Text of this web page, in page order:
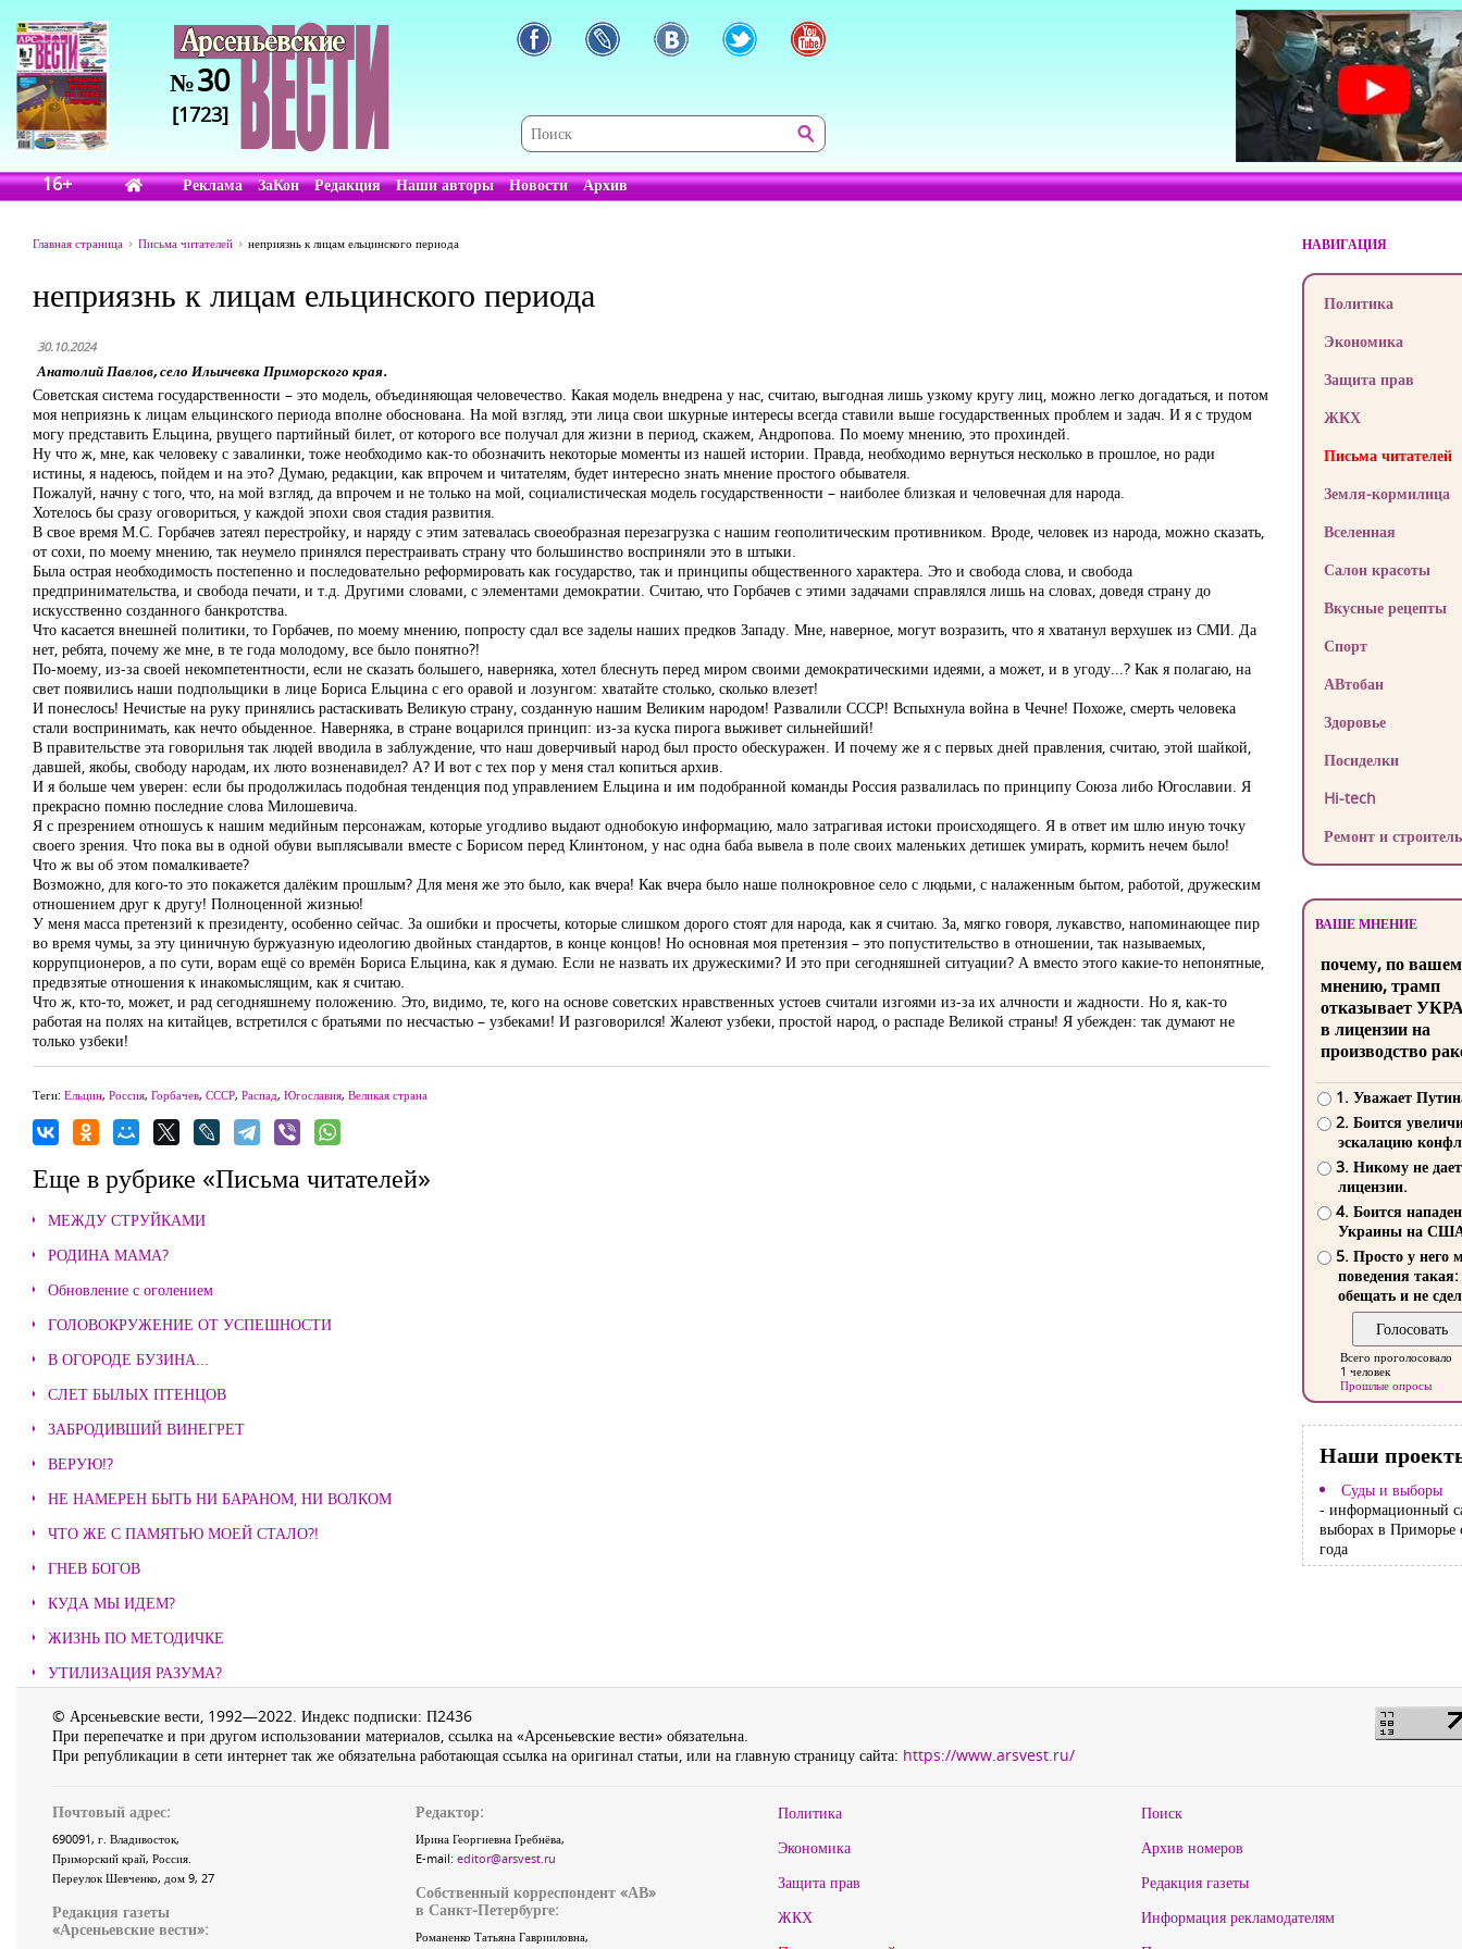
№30
[1723]
16+ Реклама ЗаКон Редакция Наши авторы Новости Архив
Главная страница Письма читателей неприязнь к лицам ельцинского периода
неприязнь к лицам ельцинского периода
30.10.2024
Анатолий Павлов, село Ильичевка Приморского края.
Советская система государственности – это модель, объединяющая человечество. Какая модель внедрена у нас, считаю, выгодная лишь узкому кругу лиц, можно легко догадаться, и потом
моя неприязнь к лицам ельцинского периода вполне обоснована. На мой взгляд, эти лица свои шкурные интересы всегда ставили выше государственных проблем и задач. И я с трудом
могу представить Ельцина, рвущего партийный билет, от которого все получал для жизни в период, скажем, Андропова. По моему мнению, это прохиндей.
Ну что ж, мне, как человеку с завалинки, тоже необходимо как-то обозначить некоторые моменты из нашей истории. Правда, необходимо вернуться несколько в прошлое, но ради
истины, я надеюсь, пойдем и на это? Думаю, редакции, как впрочем и читателям, будет интересно знать мнение простого обывателя.
Пожалуй, начну с того, что, на мой взгляд, да впрочем и не только на мой, социалистическая модель государственности – наиболее близкая и человечная для народа.
Хотелось бы сразу оговориться, у каждой эпохи своя стадия развития.
В свое время М.С. Горбачев затеял перестройку, и наряду с этим затевалась своеобразная перезагрузка с нашим геополитическим противником. Вроде, человек из народа, можно сказать,
от сохи, по моему мнению, так неумело принялся перестраивать страну что большинство восприняли это в штыки.
Была острая необходимость постепенно и последовательно реформировать как государство, так и принципы общественного характера. Это и свобода слова, и свобода
предпринимательства, и свобода печати, и т.д. Другими словами, с элементами демократии. Считаю, что Горбачев с этими задачами справлялся лишь на словах, доведя страну до
искусственно созданного банкротства.
Что касается внешней политики, то Горбачев, по моему мнению, попросту сдал все заделы наших предков Западу. Мне, наверное, могут возразить, что я хватанул верхушек из СМИ. Да
нет, ребята, почему же мне, в те года молодому, все было понятно?!
По-моему, из-за своей некомпетентности, если не сказать большего, наверняка, хотел блеснуть перед миром своими демократическими идеями, а может, и в угоду...? Как я полагаю, на
свет появились наши подпольщики в лице Бориса Ельцина с его оравой и лозунгом: хватайте столько, сколько влезет!
И понеслось! Нечистые на руку принялись растаскивать Великую страну, созданную нашим Великим народом! Развалили СССР! Вспыхнула война в Чечне! Похоже, смерть человека
стали воспринимать, как нечто обыденное. Наверняка, в стране воцарился принцип: из-за куска пирога выживет сильнейший!
В правительстве эта говорильня так людей вводила в заблуждение, что наш доверчивый народ был просто обескуражен. И почему же я с первых дней правления, считаю, этой шайкой,
давшей, якобы, свободу народам, их люто возненавидел? А? И вот с тех пор у меня стал копиться архив.
И я больше чем уверен: если бы продолжилась подобная тенденция под управлением Ельцина и им подобранной команды Россия развалилась по принципу Союза либо Югославии. Я
прекрасно помню последние слова Милошевича.
Я с презрением отношусь к нашим медийным персонажам, которые угодливо выдают однобокую информацию, мало затрагивая истоки происходящего. Я в ответ им шлю иную точку
своего зрения. Что пока вы в одной обуви выплясывали вместе с Борисом перед Клинтоном, у нас одна баба вывела в поле своих маленьких детишек умирать, кормить нечем было!
Что ж вы об этом помалкиваете?
Возможно, для кого-то это покажется далёким прошлым? Для меня же это было, как вчера! Как вчера было наше полнокровное село с людьми, с налаженным бытом, работой, дружеским
отношением друг к другу! Полноценной жизнью!
У меня масса претензий к президенту, особенно сейчас. За ошибки и просчеты, которые слишком дорого стоят для народа, как я считаю. За, мягко говоря, лукавство, напоминающее пир
во время чумы, за эту циничную буржуазную идеологию двойных стандартов, в конце концов! Но основная моя претензия – это попустительство в отношении, так называемых,
коррупционеров, а по сути, ворам ещё со времён Бориса Ельцина, как я думаю. Если не назвать их дружескими? И это при сегодняшней ситуации? А вместо этого какие-то непонятные,
предвзятые отношения к инакомыслящим, как я считаю.
Что ж, кто-то, может, и рад сегодняшнему положению. Это, видимо, те, кого на основе советских нравственных устоев считали изгоями из-за их алчности и жадности. Но я, как-то
работая на полях на китайцев, встретился с братьями по несчастью – узбеками! И разговорился! Жалеют узбеки, простой народ, о распаде Великой страны! Я убежден: так думают не
только узбеки!
Теги: Ельцин, Россия, Горбачев, СССР, Распад, Югославия, Великая страна
Еще в рубрике «Письма читателей»
МЕЖДУ СТРУЙКАМИ
РОДИНА МАМА?
Обновление с оголением
ГОЛОВОКРУЖЕНИЕ ОТ УСПЕШНОСТИ
В ОГОРОДЕ БУЗИНА...
СЛЕТ БЫЛЫХ ПТЕНЦОВ
ЗАБРОДИВШИЙ ВИНЕГРЕТ
ВЕРУЮ!?
НЕ НАМЕРЕН БЫТЬ НИ БАРАНОМ, НИ ВОЛКОМ
ЧТО ЖЕ С ПАМЯТЬЮ МОЕЙ СТАЛО?!
ГНЕВ БОГОВ
КУДА МЫ ИДЕМ?
ЖИЗНЬ ПО МЕТОДИЧКЕ
УТИЛИЗАЦИЯ РАЗУМА?
НАВИГАЦИЯ
Политика
Экономика
Защита прав
ЖКХ
Письма читателей
Земля-кормилица
Вселенная
Салон красоты
Вкусные рецепты
Спорт
АВтобан
Здоровье
Посиделки
Hi-tech
Ремонт и
ВАШЕ МНЕНИЕ
почему, по
мнению, трамп
отказывает
в лицензии на
производство
1. Уважает
2. Боится
эскалацию
3. Никому не
лицензии.
4. Боится
Украины на
5. Просто у него
поведения такая:
обещать и не
Всего проголосовало
1 человек
Прошлые опросы
Наши
Суды и выборы
- информационный
выборах в Приморье
года
© Арсеньевские вести, 1992—2022. Индекс подписки: П2436
При перепечатке и при другом использовании материалов, ссылка на «Арсеньевские вести» обязательна.
При републикации в сети интернет так же обязательна работающая ссылка на оригинал статьи, или на главную страницу сайта: https://www.arsvest.ru/
Почтовый адрес:
690091, г. Владивосток,
Приморский край, Россия.
Переулок Шевченко, дом 9, 27
Редакция газеты
«Арсеньевские вести»:
Редактор:
Ирина Георгиевна Гребнёва,
E-mail: editor@arsvest.ru
Собственный корреспондент «АВ»
в Санкт-Петербурге:
Романенко Татьяна Гаврииловна,
Политика
Экономика
Защита прав
ЖКХ
Поиск
Архив номеров
Редакция газеты
Информация рекламодателям